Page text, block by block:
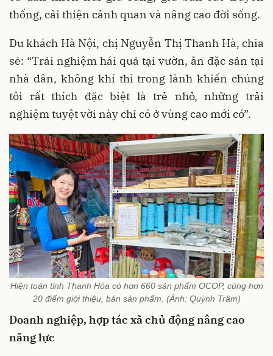
thống, cải thiện cảnh quan và nâng cao đời sống.
Du khách Hà Nội, chị Nguyễn Thị Thanh Hà, chia
sẻ: “Trải nghiệm hái quả tại vườn, ăn đặc sản tại
nhà dân, không khí thì trong lành khiến chúng
tôi rất thích đặc biệt là trẻ nhỏ, những trải
nghiệm tuyệt vời này chỉ có ở vùng cao mới có”.
Hiện toàn tỉnh Thanh Hóa có hơn 660 sản phẩm OCOP, cùng hơn
20 điểm giới thiệu, bán sản phẩm. (Ảnh: Quỳnh Trâm)
Doanh nghiệp, hợp tác xã chủ động nâng cao
năng lực